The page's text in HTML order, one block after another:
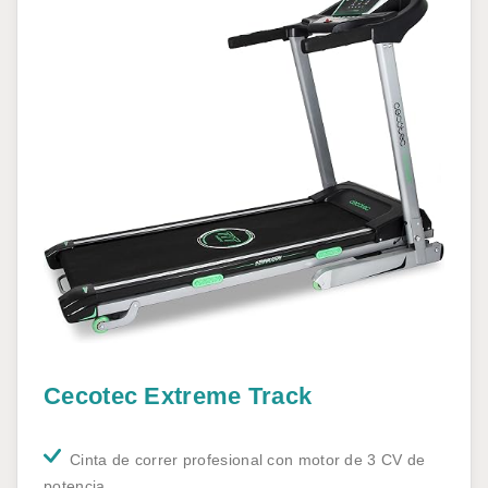
Cecotec Extreme Track
Cinta de correr profesional con motor de 3 CV de